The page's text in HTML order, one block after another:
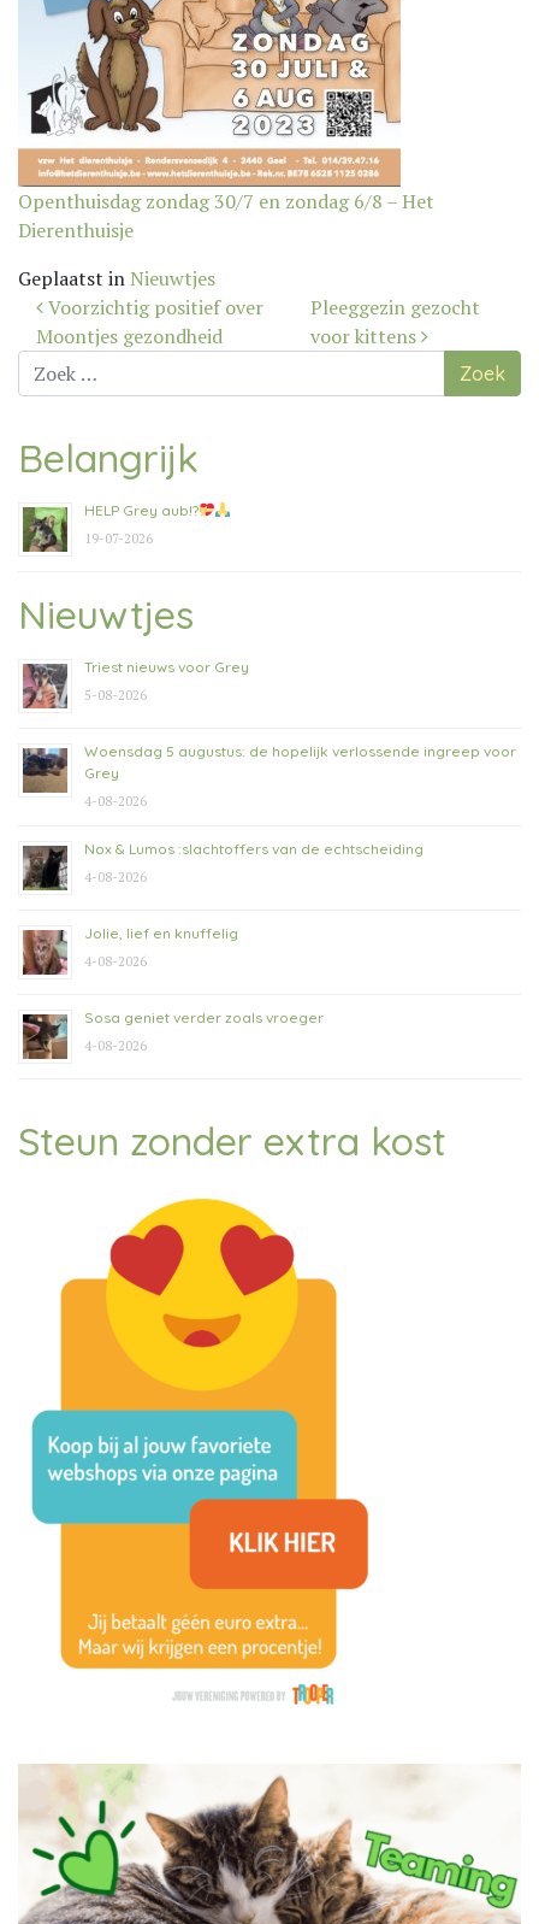
Openthuisdag zondag 30/7 en zondag 6/8 – Het
Dierenthuisje
Geplaatst in Nieuwtjes
Bericht
navigatie
Voorzichtig positief over
Moontjes gezondheid
Pleeggezin gezocht
voor kittens
Zoek
naar:
Belangrijk
HELP Grey aub!?
19-07-2026
Nieuwtjes
Triest nieuws voor Grey
5-08-2026
Woensdag 5 augustus: de hopelijk verlossende ingreep voor
Grey
4-08-2026
Nox & Lumos :slachtoffers van de echtscheiding
4-08-2026
Jolie, lief en knuffelig
4-08-2026
Sosa geniet verder zoals vroeger
4-08-2026
Steun zonder extra kost